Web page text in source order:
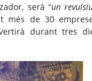
serà “un
de 30
durant tres